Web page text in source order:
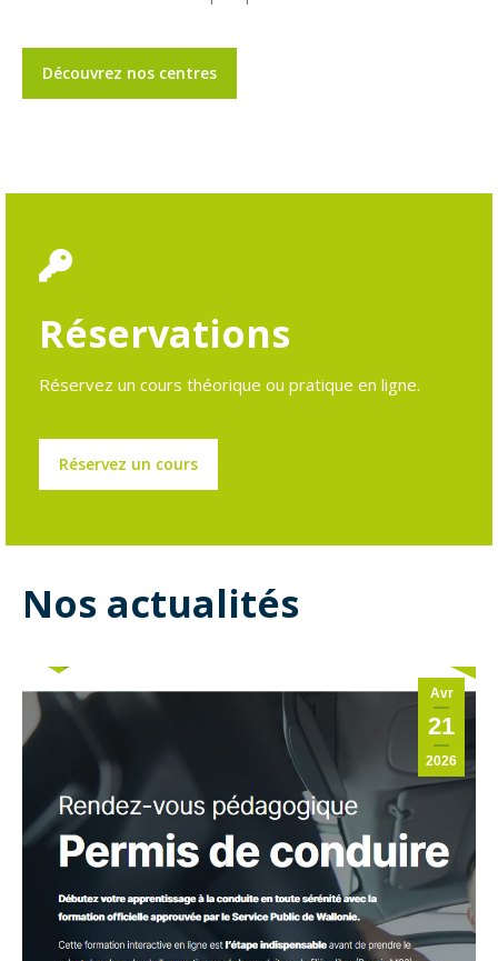
Découvrez nos centres
Réservations
Réservez un cours théorique ou pratique en ligne.
Réservez un cours
Nos actualités
Avr
21
2026